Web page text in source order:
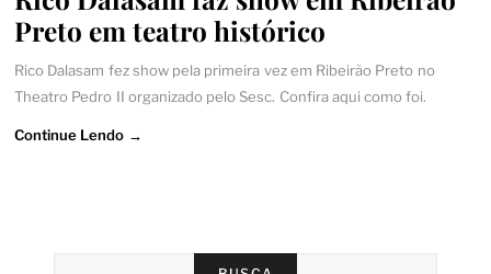
Preto em teatro histórico
Rico Dalasam fez show pela primeira vez em Ribeirão Preto no
Theatro Pedro II organizado pelo Sesc. Confira aqui como foi.
Continue Lendo →